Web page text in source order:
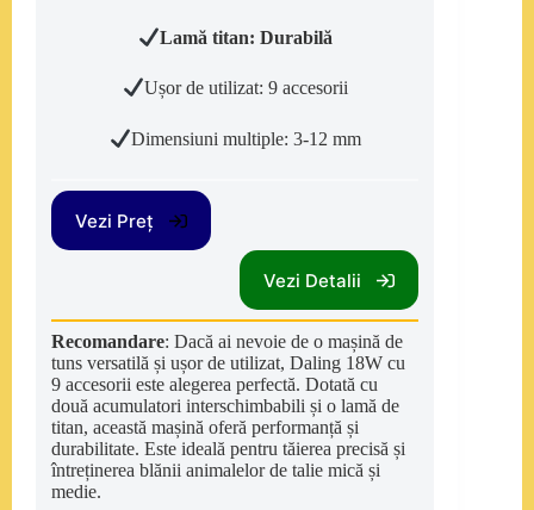
Lamă titan: Durabilă
Ușor de utilizat: 9 accesorii
Dimensiuni multiple: 3-12 mm
Vezi Preț
Vezi Detalii
Recomandare: Dacă ai nevoie de o mașină de
tuns versatilă și ușor de utilizat, Daling 18W cu
9 accesorii este alegerea perfectă. Dotată cu
două acumulatori interschimbabili și o lamă de
titan, această mașină oferă performanță și
durabilitate. Este ideală pentru tăierea precisă și
întreținerea blănii animalelor de talie mică și
medie.